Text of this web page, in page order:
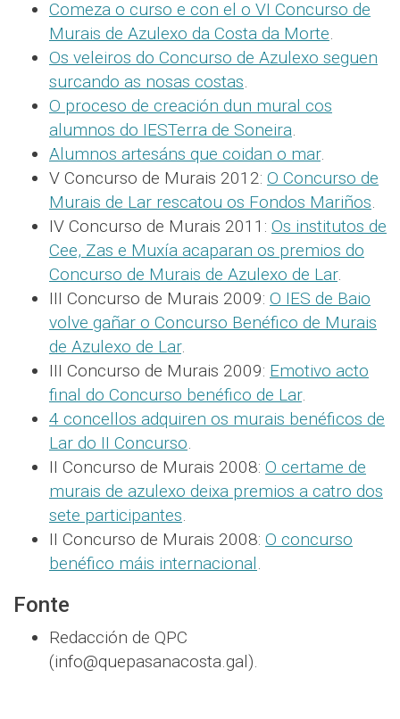
Comeza o curso e con el o VI Concurso de
Murais de Azulexo da Costa da Morte.
Os veleiros do Concurso de Azulexo seguen
surcando as nosas costas.
O proceso de creación dun mural cos
alumnos do IESTerra de Soneira.
Alumnos artesáns que coidan o mar.
V Concurso de Murais 2012: O Concurso de
Murais de Lar rescatou os Fondos Mariños.
IV Concurso de Murais 2011: Os institutos de
Cee, Zas e Muxía acaparan os premios do
Concurso de Murais de Azulexo de Lar.
III Concurso de Murais 2009: O IES de Baio
volve gañar o Concurso Benéfico de Murais
de Azulexo de Lar.
III Concurso de Murais 2009: Emotivo acto
final do Concurso benéfico de Lar.
4 concellos adquiren os murais benéficos de
Lar do II Concurso.
II Concurso de Murais 2008: O certame de
murais de azulexo deixa premios a catro dos
sete participantes.
II Concurso de Murais 2008: O concurso
benéfico máis internacional.
Fonte
Redacción de QPC
(info@quepasanacosta.gal).